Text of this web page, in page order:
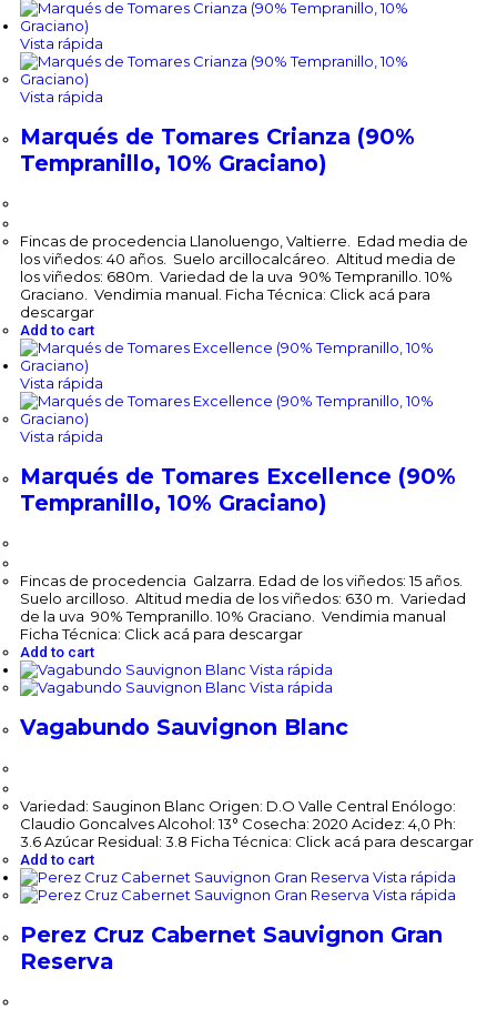
Vista rápida
Vista rápida
Marqués de Tomares Crianza (90%
Tempranillo, 10% Graciano)
Fincas de procedencia Llanoluengo, Valtierre. Edad media de
los viñedos: 40 años. Suelo arcillocalcáreo. Altitud media de
los viñedos: 680m. Variedad de la uva 90% Tempranillo. 10%
Graciano. Vendimia manual. Ficha Técnica: Click acá para
descargar
Add to cart
Vista rápida
Vista rápida
Marqués de Tomares Excellence (90%
Tempranillo, 10% Graciano)
Fincas de procedencia Galzarra. Edad de los viñedos: 15 años.
Suelo arcilloso. Altitud media de los viñedos: 630 m. Variedad
de la uva 90% Tempranillo. 10% Graciano. Vendimia manual
Ficha Técnica: Click acá para descargar
Add to cart
Vista rápida
Vista rápida
Vagabundo Sauvignon Blanc
Variedad: Sauginon Blanc Origen: D.O Valle Central Enólogo:
Claudio Goncalves Alcohol: 13° Cosecha: 2020 Acidez: 4,0 Ph:
3.6 Azúcar Residual: 3.8 Ficha Técnica: Click acá para descargar
Add to cart
Vista rápida
Vista rápida
Perez Cruz Cabernet Sauvignon Gran
Reserva